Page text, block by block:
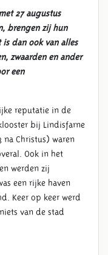
27 augustus
brengen zij hun
dan ook van alles
zwaarden en ander
een
reputatie in de
bij Lindisfarne
Christus) waren
Ook in het
werden zij
een rijke haven
Keer op keer werd
van de stad